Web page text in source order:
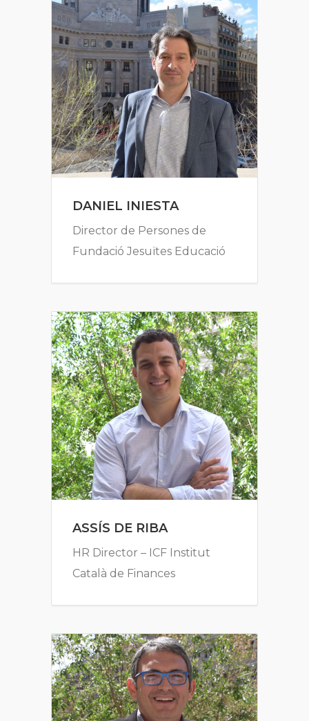
DANIEL INIESTA
Director de Persones de
Fundació Jesuïtes Educació
ASSÍS DE RIBA
HR Director – ICF Institut
Català de Finances